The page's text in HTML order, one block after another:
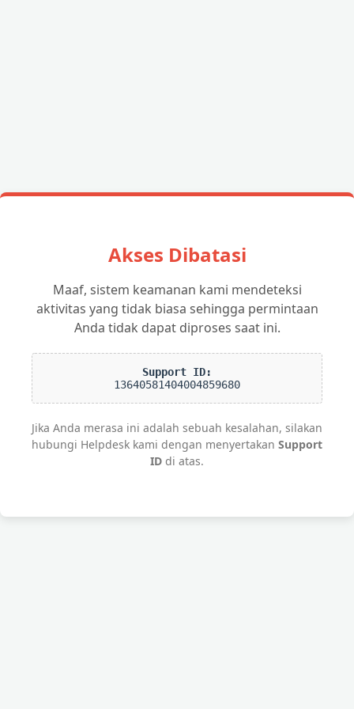
Akses Dibatasi
Maaf, sistem keamanan kami mendeteksi
aktivitas yang tidak biasa sehingga permintaan
Anda tidak dapat diproses saat ini.
Support ID:
13640581404004859680
Jika Anda merasa ini adalah sebuah kesalahan, silakan
hubungi Helpdesk kami dengan menyertakan Support
ID di atas.